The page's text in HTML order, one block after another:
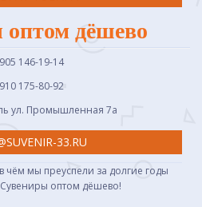
дёшево
146-19-14
175-80-92
ул. Промышленная 7a
33.RU
чём мы преуспели за долгие годы
оптом дёшево!